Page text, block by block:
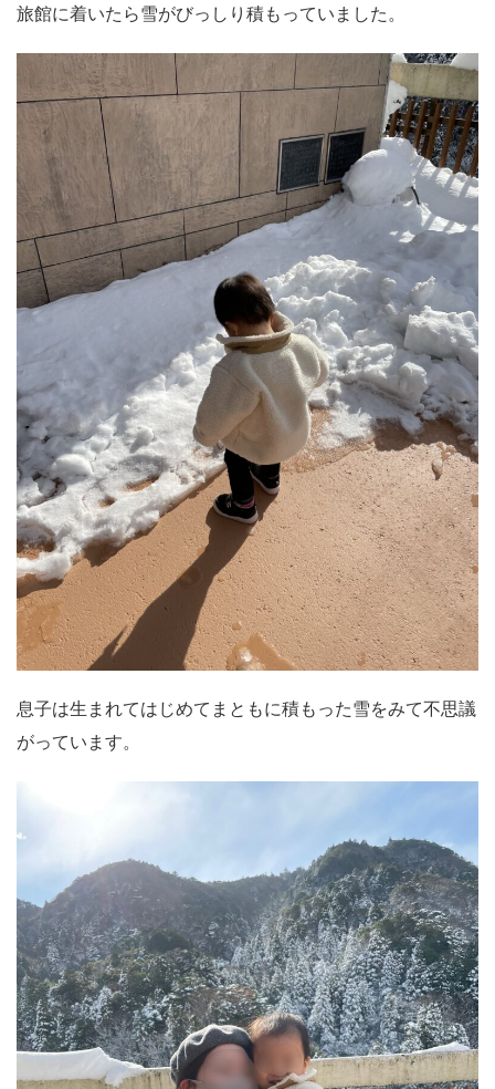
旅館に着いたら雪がびっしり積もっていました。
息子は生まれてはじめてまともに積もった雪をみて不思議
がっています。